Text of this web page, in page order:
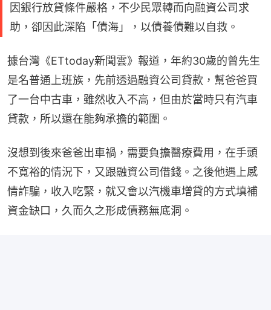
因銀行放貸條件嚴格，不少民眾轉而向融資公司求
助，卻因此深陷「債海」，以債養債難以自救。
據台灣《ETtoday新聞雲》報道，年約30歲的曾先生
是名普通上班族，先前透過融資公司貸款，幫爸爸買
了一台中古車，雖然收入不高，但由於當時只有汽車
貸款，所以還在能夠承擔的範圍。
沒想到後來爸爸出車禍，需要負擔醫療費用，在手頭
不寬裕的情況下，又跟融資公司借錢。之後他遇上感
情詐騙，收入吃緊，就又會以汽機車增貸的方式填補
資金缺口，久而久之形成債務無底洞。